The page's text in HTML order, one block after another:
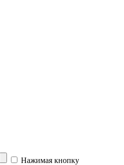
Нажимая кнопку